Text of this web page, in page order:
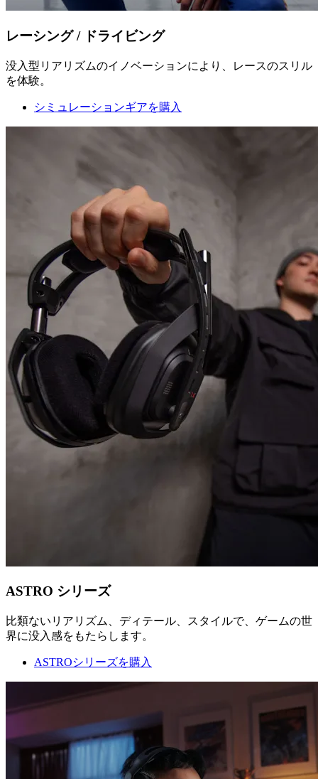
レーシング / ドライビング
没入型リアリズムのイノベーションにより、レースのスリル
を体験。
シミュレーションギアを購入
ASTRO シリーズ
比類ないリアリズム、ディテール、スタイルで、ゲームの世
界に没入感をもたらします。
ASTROシリーズを購入